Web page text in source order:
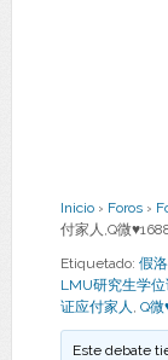
Inicio › Foros ›
付家人,Q微
Etiquetado: 假
LMU研究生学位
证应付家人 , Q微
Este debate